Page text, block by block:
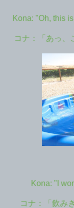
Kona: "Oh, this
コナ：「あっ、
Kona: "I
コナ：「飲み